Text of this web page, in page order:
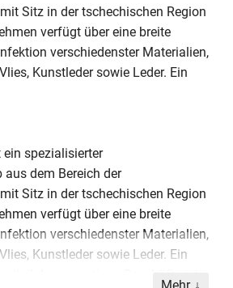
Sitz in der tschechischen Region
verfügt über eine breite
verschiedenster Materialien,
Kunstleder sowie Leder. Ein
spezialisierter
dem Bereich der
Sitz in der tschechischen Region
verfügt über eine breite
verschiedenster Materialien,
Kunstleder sowie Leder. Ein